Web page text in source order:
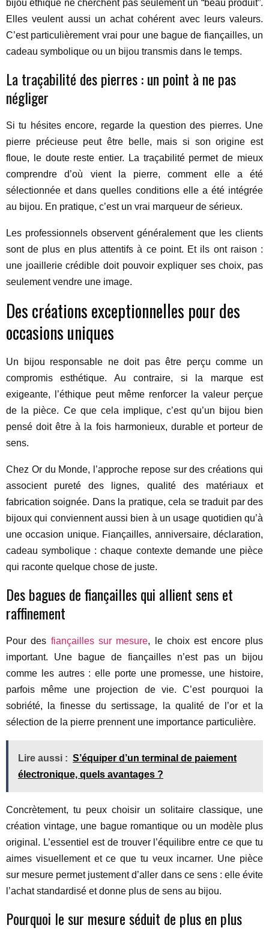
bijou éthique ne cherchent pas seulement un “beau produit”.
Elles veulent aussi un achat cohérent avec leurs valeurs.
C’est particulièrement vrai pour une bague de fiançailles, un
cadeau symbolique ou un bijou transmis dans le temps.
La traçabilité des pierres : un point à ne pas
négliger
Si tu hésites encore, regarde la question des pierres. Une
pierre précieuse peut être belle, mais si son origine est
floue, le doute reste entier. La traçabilité permet de mieux
comprendre d’où vient la pierre, comment elle a été
sélectionnée et dans quelles conditions elle a été intégrée
au bijou. En pratique, c’est un vrai marqueur de sérieux.
Les professionnels observent généralement que les clients
sont de plus en plus attentifs à ce point. Et ils ont raison :
une joaillerie crédible doit pouvoir expliquer ses choix, pas
seulement vendre une image.
Des créations exceptionnelles pour des
occasions uniques
Un bijou responsable ne doit pas être perçu comme un
compromis esthétique. Au contraire, si la marque est
exigeante, l’éthique peut même renforcer la valeur perçue
de la pièce. Ce que cela implique, c’est qu’un bijou bien
pensé doit être à la fois harmonieux, durable et porteur de
sens.
Chez Or du Monde, l’approche repose sur des créations qui
associent pureté des lignes, qualité des matériaux et
fabrication soignée. Dans la pratique, cela se traduit par des
bijoux qui conviennent aussi bien à un usage quotidien qu’à
une occasion unique. Fiançailles, anniversaire, déclaration,
cadeau symbolique : chaque contexte demande une pièce
qui raconte quelque chose de juste.
Des bagues de fiançailles qui allient sens et
raffinement
Pour des fiançailles sur mesure, le choix est encore plus
important. Une bague de fiançailles n’est pas un bijou
comme les autres : elle porte une promesse, une histoire,
parfois même une projection de vie. C’est pourquoi la
sobriété, la finesse du sertissage, la qualité de l’or et la
sélection de la pierre prennent une importance particulière.
Lire aussi : S’équiper d’un terminal de paiement
électronique, quels avantages ?
Concrètement, tu peux choisir un solitaire classique, une
création vintage, une bague romantique ou un modèle plus
original. L’essentiel est de trouver l’équilibre entre ce que tu
aimes visuellement et ce que tu veux incarner. Une pièce
sur mesure permet justement d’aller dans ce sens : elle évite
l’achat standardisé et donne plus de sens au bijou.
Pourquoi le sur mesure séduit de plus en plus